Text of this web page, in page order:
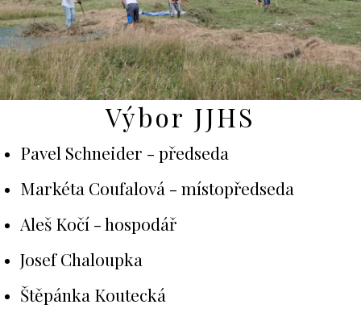
Výbor JJHS
Pavel Schneider - předseda
Markéta Coufalová - místopředseda
Aleš Kočí - hospodář
Josef Chaloupka
Štěpánka Koutecká